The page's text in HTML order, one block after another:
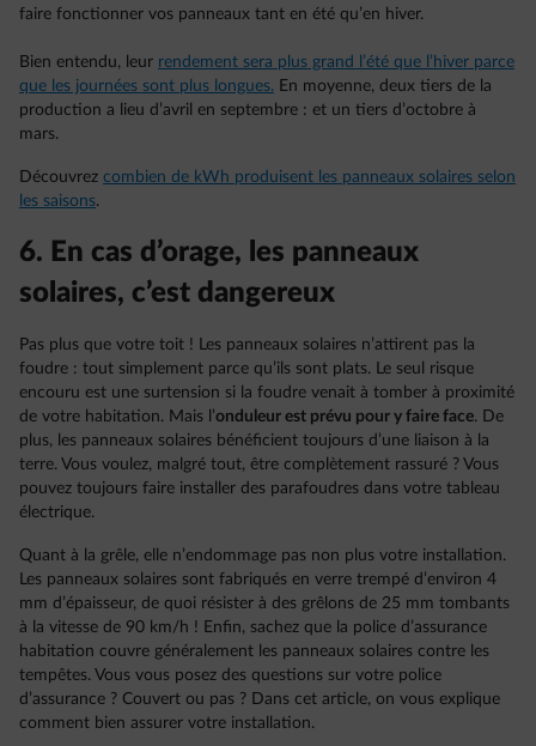
faire fonctionner vos panneaux tant en été qu’en hiver.
Bien entendu, leur rendement sera plus grand l’été que l’hiver parce
que les journées sont plus longues. En moyenne, deux tiers de la
production a lieu d’avril en septembre : et un tiers d’octobre à
mars.
Découvrez combien de kWh produisent les panneaux solaires selon
les saisons.
6. En cas d’orage, les panneaux
solaires, c’est dangereux
Pas plus que votre toit ! Les panneaux solaires n’attirent pas la
foudre : tout simplement parce qu’ils sont plats. Le seul risque
encouru est une surtension si la foudre venait à tomber à proximité
de votre habitation. Mais l’onduleur est prévu pour y faire face. De
plus, les panneaux solaires bénéficient toujours d’une liaison à la
terre. Vous voulez, malgré tout, être complètement rassuré ? Vous
pouvez toujours faire installer des parafoudres dans votre tableau
électrique.
Quant à la grêle, elle n’endommage pas non plus votre installation.
Les panneaux solaires sont fabriqués en verre trempé d’environ 4
mm d’épaisseur, de quoi résister à des grêlons de 25 mm tombants
à la vitesse de 90 km/h ! Enfin, sachez que la police d’assurance
habitation couvre généralement les panneaux solaires contre les
tempêtes. Vous vous posez des questions sur votre police
d’assurance ? Couvert ou pas ? Dans cet article, on vous explique
comment bien assurer votre installation.